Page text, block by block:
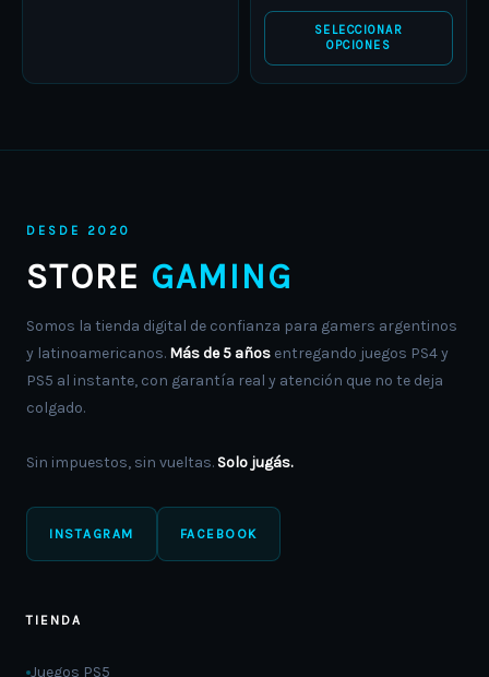
SELECCIONAR
OPCIONES
page
DESDE 2020
STORE GAMING
Somos la tienda digital de confianza para gamers argentinos
y latinoamericanos. Más de 5 años entregando juegos PS4 y
PS5 al instante, con garantía real y atención que no te deja
colgado.
Sin impuestos, sin vueltas. Solo jugás.
INSTAGRAM FACEBOOK
TIENDA
Juegos PS5